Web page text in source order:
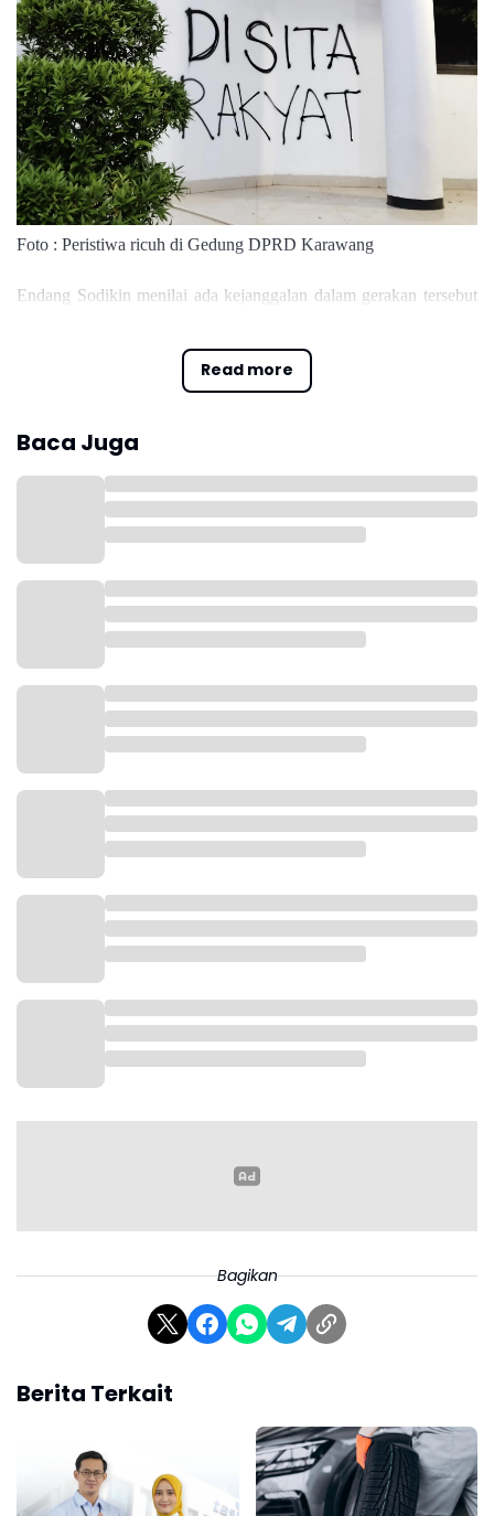
Read more
Foto : Peristiwa ricuh di Gedung DPRD Karawang
Endang Sodikin menilai ada kejanggalan dalam gerakan tersebut
membatalkan UU yang sudah disahkan di tingkat nasional.
Foto : Kerusakan di Pos Satpam di DPRD Karawang
Kami sejatinya sudah menerima aspirasi dari mahasiswa dalam
bukan lagi menjadi ranah kami. Namun, tuntutan mereka agar ini
Baca Juga
Bagikan
Berita Terkait